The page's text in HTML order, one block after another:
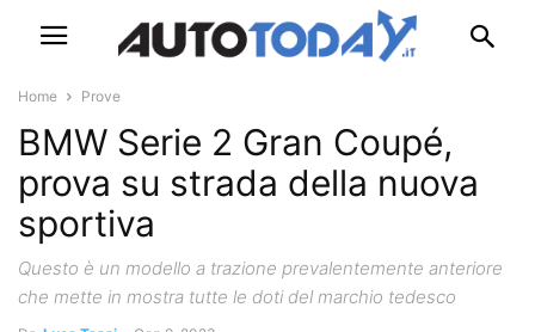
Home Prove
BMW Serie 2 Gran Coupé,
prova su strada della nuova
sportiva
Questo è un modello a trazione prevalentemente anteriore
che mette in mostra tutte le doti del marchio tedesco